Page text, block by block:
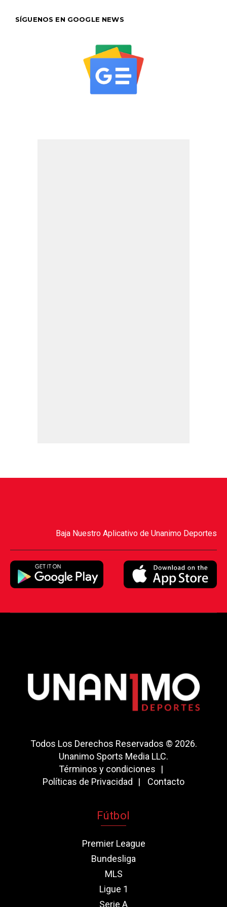
SÍGUENOS EN GOOGLE NEWS
Baja Nuestro Aplicativo de Unanimo Deportes
Todos Los Derechos Reservados © 2026.
Unanimo Sports Media LLC.
Términos y condiciones
Políticas de Privacidad
Contacto
Fútbol
Premier League
Bundesliga
MLS
Ligue 1
Serie A